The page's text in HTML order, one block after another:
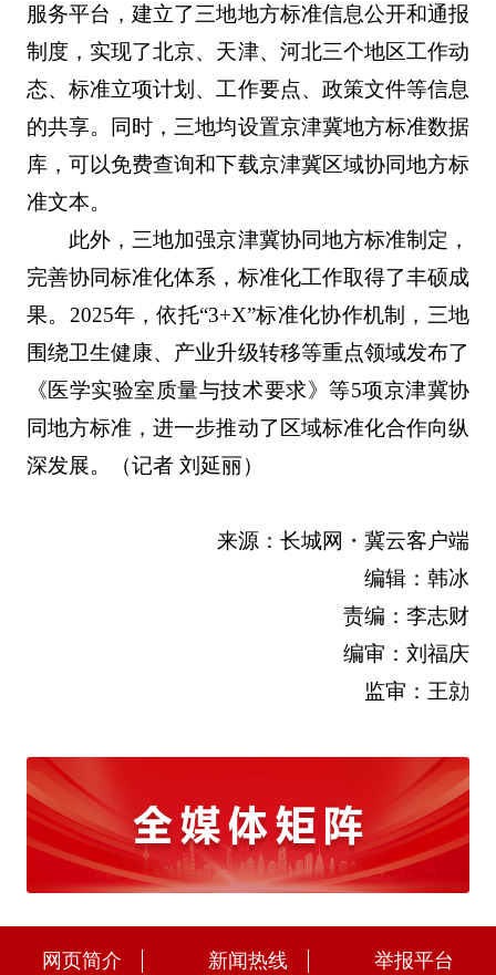
服务平台，建立了三地地方标准信息公开和通报
制度，实现了北京、天津、河北三个地区工作动
态、标准立项计划、工作要点、政策文件等信息
的共享。同时，三地均设置京津冀地方标准数据
库，可以免费查询和下载京津冀区域协同地方标
准文本。
此外，三地加强京津冀协同地方标准制定，
完善协同标准化体系，标准化工作取得了丰硕成
果。2025年，依托“3+X”标准化协作机制，三地
围绕卫生健康、产业升级转移等重点领域发布了
《医学实验室质量与技术要求》等5项京津冀协
同地方标准，进一步推动了区域标准化合作向纵
深发展。（记者 刘延丽）
来源：长城网・冀云客户端
编辑：韩冰
责编：李志财
编审：刘福庆
监审：王勍
网页简介 新闻热线 举报平台